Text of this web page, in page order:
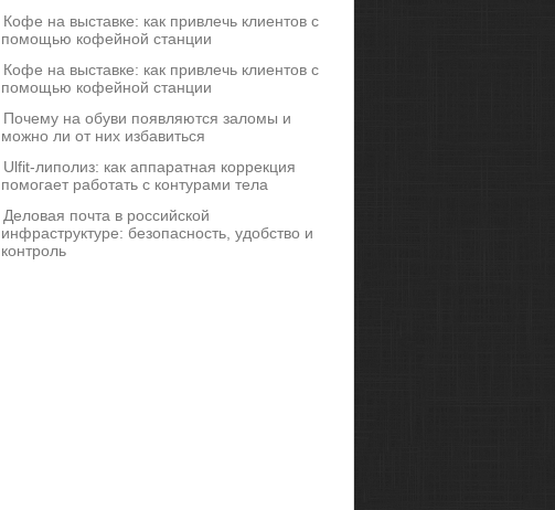
Кофе на выставке: как привлечь клиентов с
помощью кофейной станции
Кофе на выставке: как привлечь клиентов с
помощью кофейной станции
Почему на обуви появляются заломы и
можно ли от них избавиться
Ulfit-липолиз: как аппаратная коррекция
помогает работать с контурами тела
Деловая почта в российской
инфраструктуре: безопасность, удобство и
контроль